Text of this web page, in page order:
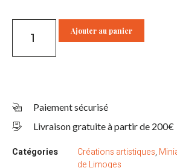
Ajouter au panier
Paiement sécurisé
Livraison gratuite à partir de 200€
Catégories Créations artistiques,
de Limoges